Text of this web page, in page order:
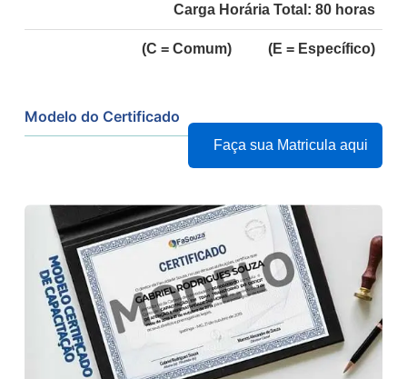
Carga Horária Total: 80 horas
(C = Comum) (E = Específico)
Faça sua Matricula aqui
Modelo do Certificado